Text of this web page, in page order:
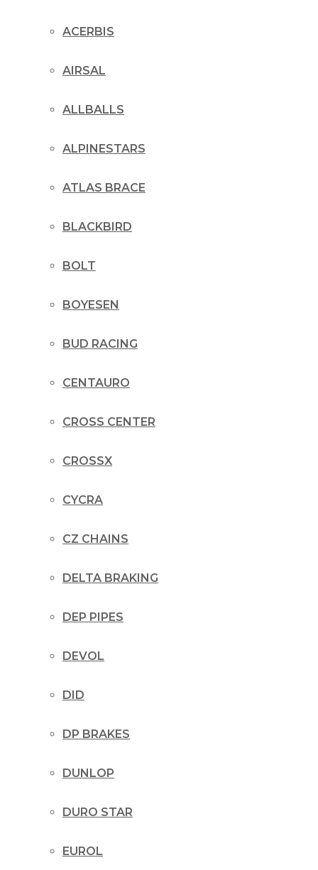
ACERBIS
AIRSAL
ALLBALLS
ALPINESTARS
ATLAS BRACE
BLACKBIRD
BOLT
BOYESEN
BUD RACING
CENTAURO
CROSS CENTER
CROSSX
CYCRA
CZ CHAINS
DELTA BRAKING
DEP PIPES
DEVOL
DID
DP BRAKES
DUNLOP
DURO STAR
EUROL